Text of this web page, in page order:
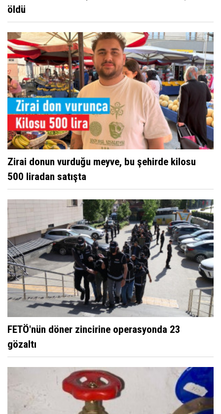
öldü
Zirai donun vurduğu meyve, bu şehirde kilosu
500 liradan satışta
FETÖ'nün döner zincirine operasyonda 23
gözaltı